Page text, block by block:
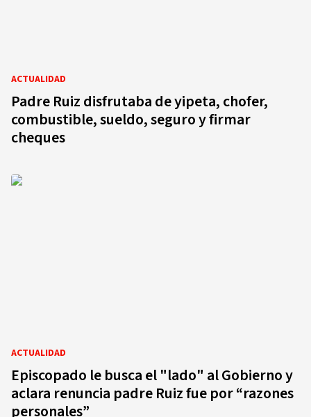
ACTUALIDAD
Padre Ruiz disfrutaba de yipeta, chofer,
combustible, sueldo, seguro y firmar
cheques
ACTUALIDAD
Episcopado le busca el "lado" al Gobierno y
aclara renuncia padre Ruiz fue por “razones
personales”